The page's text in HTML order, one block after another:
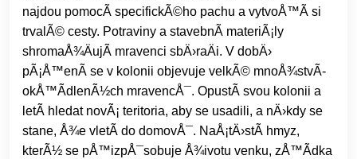
najdou pomocÃ­ specifickÃ©ho pachu a vytvoÅ™Ã­ si
trvalÃ© cesty. Potraviny a stavebnÃ­ materiÃ¡ly
shromaÅ¾ÄujÃ­ mravenci sbÄ›raÄi. V dobÄ›
pÃ¡Å™enÃ­ se v kolonii objevuje velkÃ© mnoÅ¾stvÃ­
okÅ™Ã­dlenÃ½ch mravencÅ¯. OpustÃ­ svou kolonii a
letÃ­ hledat novÃ¡ teritoria, aby se usadili, a nÄ›kdy se
stane, Å¾e vletÃ­ do domovÅ¯. NaÅ¡tÄ›stÃ­ hmyz,
kterÃ½ se pÅ™izpÅ¯sobuje Å¾ivotu venku, zÅ™Ã­dka